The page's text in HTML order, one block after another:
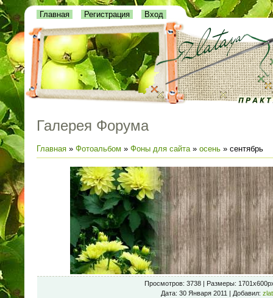
Главная Регистрация Вход
Галерея Форума
Главная » Фотоальбом » Фоны для сайта» осень » сентябрь
Просмотров: 3738 | Размеры:
Дата: 30 Января 2011 | Добавил: